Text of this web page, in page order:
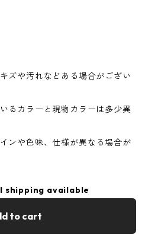
ズや汚れなどある場合がござい
るカラーと現物カラーは多少異
ンや色味、仕様が異なる場合が
shipping available
to cart